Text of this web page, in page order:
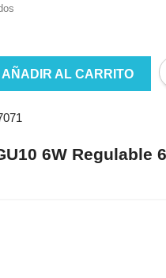
AÑADIR AL CARRITO
6W Regulable